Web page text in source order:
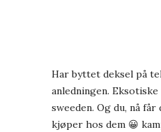
Har byttet deksel på
anledningen.
sweeden. Og du, nå får
kjøper hos dem 😀